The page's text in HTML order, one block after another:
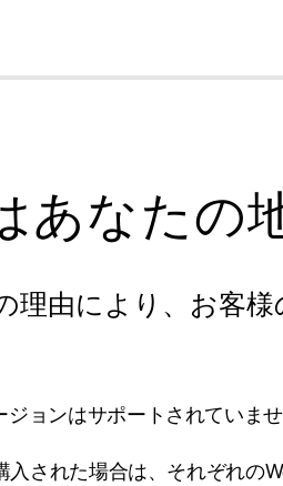
あなたの
理由により、お客
ョンはサポートされていませ
された場合は、それぞれの